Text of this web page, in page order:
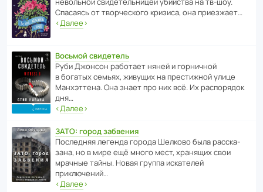
Спасаясь от твор­че­с­кого кризиса, она приезжает…
‹Далее›
Восьмой свидетель
Руби Джонсон рабо­тает няней и горни­чной
в богатых семьях, живущих на прес­ти­жной улице
Манх­эт­тена. Она знает про них всё. Их распо­рядок
дня…
‹Далее›
ЗАТО: город забвения
После­дняя легенда города Шелково была расска­
зана, но в мире ещё много мест, хранящих свои
мрачные тайны. Новая группа иска­телей
приключений…
‹Далее›